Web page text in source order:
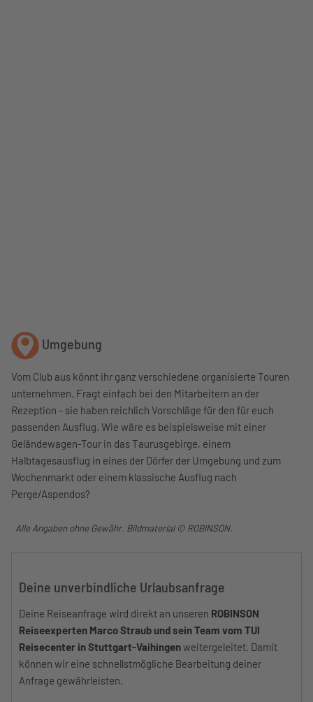
Umgebung
Vom Club aus könnt ihr ganz verschiedene organisierte Touren
unternehmen. Fragt einfach bei den Mitarbeitern an der
Rezeption - sie haben reichlich Vorschläge für den für euch
passenden Ausflug. Wie wäre es beispielsweise mit einer
Geländewagen-Tour in das Taurusgebirge, einem
Halbtagesausflug in eines der Dörfer der Umgebung und zum
Wochenmarkt oder einem klassische Ausflug nach
Perge/Aspendos?
Alle Angaben ohne Gewähr. Bildmaterial © ROBINSON.
Deine unverbindliche Urlaubsanfrage
Deine Reiseanfrage wird direkt an unseren ROBINSON
Reiseexperten Marco Straub und sein Team vom TUI
Reisecenter in Stuttgart-Vaihingenweitergeleitet. Damit
können wir eine schnellstmögliche Bearbeitung deiner
Anfrage gewährleisten.